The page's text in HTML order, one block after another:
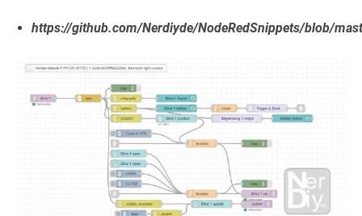
https://github.com/Nerdiyde/NodeRedSnippets/blob/